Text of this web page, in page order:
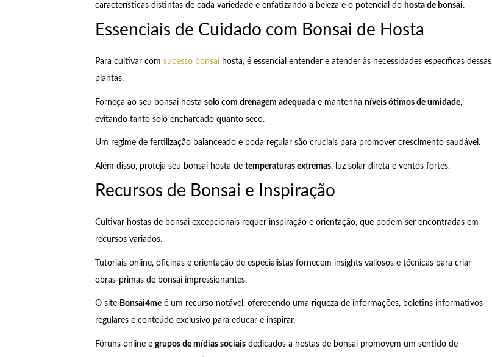
características distintas de cada variedade e enfatizando a beleza e o potencial do hosta de bonsai.
Essenciais de Cuidado com Bonsai de Hosta
Para cultivar com sucesso bonsaihosta, é essencial entender e atender às necessidades específicas dessas
plantas.
Forneça ao seu bonsai hosta solo com drenagem adequadae mantenha níveis ótimos de umidade,
evitando tanto solo encharcado quanto seco.
Um regime de fertilização balanceado e poda regular são cruciais para promover crescimento saudável.
Além disso, proteja seu bonsai hosta de temperaturas extremas, luz solar direta e ventos fortes.
Recursos de Bonsai e Inspiração
Cultivar hostas de bonsai excepcionais requer inspiração e orientação, que podem ser encontradas em
recursos variados.
Tutoriais online, oficinas e orientação de especialistas fornecem insights valiosos e técnicas para criar
obras-primas de bonsai impressionantes.
O site Bonsai4meé um recurso notável, oferecendo uma riqueza de informações, boletins informativos
regulares e conteúdo exclusivo para educar e inspirar.
Fóruns online e grupos de mídias sociaisdedicados a hostas de bonsai promovem um sentido de